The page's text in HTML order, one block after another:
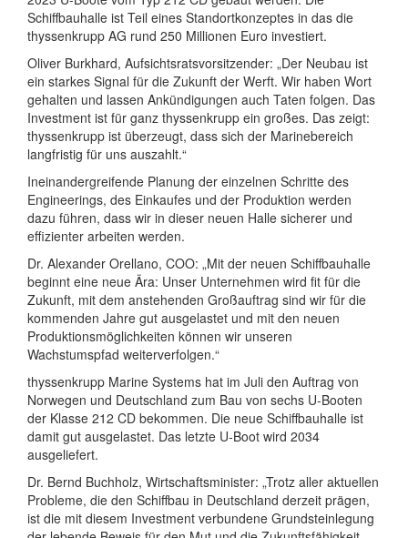
Schiffbauhalle ist Teil eines Standortkonzeptes in das die
thyssenkrupp AG rund 250 Millionen Euro investiert.
Oliver Burkhard, Aufsichtsratsvorsitzender: „Der Neubau ist
ein starkes Signal für die Zukunft der Werft. Wir haben Wort
gehalten und lassen Ankündigungen auch Taten folgen. Das
Investment ist für ganz thyssenkrupp ein großes. Das zeigt:
thyssenkrupp ist überzeugt, dass sich der Marinebereich
langfristig für uns auszahlt.“
Ineinandergreifende Planung der einzelnen Schritte des
Engineerings, des Einkaufes und der Produktion werden
dazu führen, dass wir in dieser neuen Halle sicherer und
effizienter arbeiten werden.
Dr. Alexander Orellano, COO: „Mit der neuen Schiffbauhalle
beginnt eine neue Ära: Unser Unternehmen wird fit für die
Zukunft, mit dem anstehenden Großauftrag sind wir für die
kommenden Jahre gut ausgelastet und mit den neuen
Produktionsmöglichkeiten können wir unseren
Wachstumspfad weiterverfolgen.“
thyssenkrupp Marine Systems hat im Juli den Auftrag von
Norwegen und Deutschland zum Bau von sechs U-Booten
der Klasse 212 CD bekommen. Die neue Schiffbauhalle ist
damit gut ausgelastet. Das letzte U-Boot wird 2034
ausgeliefert.
Dr. Bernd Buchholz, Wirtschaftsminister: „Trotz aller aktuellen
Probleme, die den Schiffbau in Deutschland derzeit prägen,
ist die mit diesem Investment verbundene Grundsteinlegung